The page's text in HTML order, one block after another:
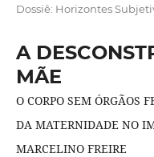
Dossiê: Horizontes
A
MÃE
O CORPO SEM ÓRGÃOS
DA MATERNIDADE NO
MARCELINO FREIRE